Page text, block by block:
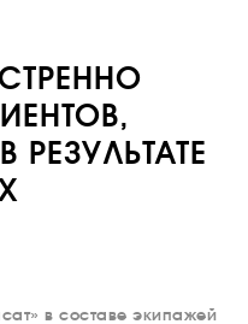
в составе экипажей